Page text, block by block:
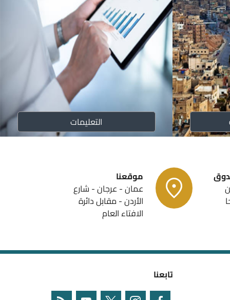
الزكاة
التعليمات
موقعنا
عمان - عرجان - شارع
الأردن - مقابل دائرة
الافتاء العام
تابعنا